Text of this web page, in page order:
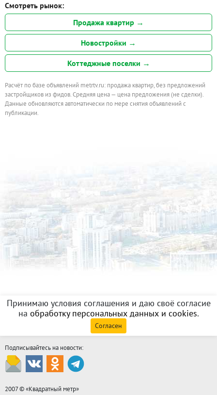
Смотреть рынок:
Продажа квартир →
Новостройки →
Коттеджные поселки →
Расчёт по базе объявлений metrtv.ru: продажа квартир, без предложений
застройщиков из фидов. Средняя цена — цена предложения (не сделки).
Данные обновляются автоматически по мере снятия объявлений с
публикации.
Принимаю условия соглашения и даю своё согласие
на обработку персональных данных и cookies.
Согласен
Подписывайтесь на новости:
2007 © «Квадратный метр»